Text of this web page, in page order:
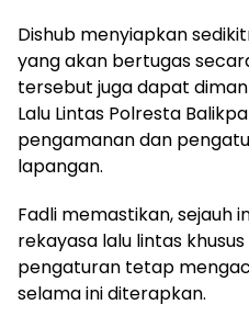
Dishub menyiapkan
yang akan bertugas
tersebut juga dapat
Lalu Lintas Polresta
pengamanan dan
lapangan.
Fadli memastikan, sejauh
rekayasa lalu lintas
pengaturan tetap
selama ini diterapkan.